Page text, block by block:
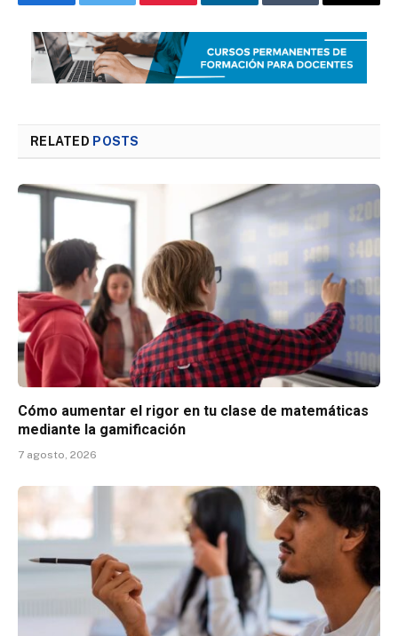
FacebookTwitter Pinterest LinkedInTumblr Email
RELATED POSTS
Cómo aumentar el rigor en tu clase de matemáticas
mediante la gamificación
7 agosto, 2026